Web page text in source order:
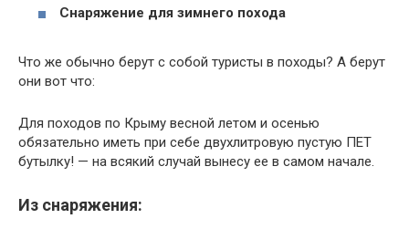
Снаряжение для зимнего похода
Что же обычно берут с собой туристы в походы? А берут
они вот что:
Для походов по Крыму весной летом и осенью
обязательно иметь при себе двухлитровую пустую ПЕТ
бутылку! — на всякий случай вынесу ее в самом начале.
Из снаряжения: